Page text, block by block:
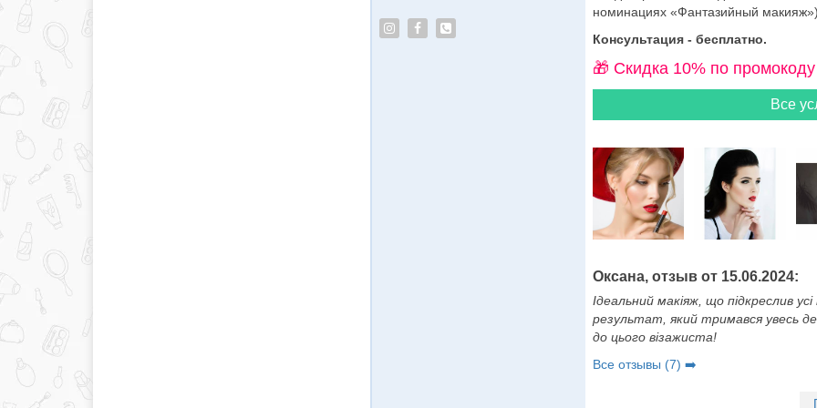
номинациях «Фантазийный
Консультация - бесплатно.
🎁 Cкидка 10% по
Все
Оксана, отзыв от 15.06.2024:
Ідеальний макіяж, що підкреслив
результат, який тримався увесь
до цього візажиста!
Все отзывы (7) ➡️